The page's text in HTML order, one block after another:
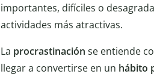
importantes, difíciles o
actividades más atractivas.
La procrastinación se entiende
llegar a convertirse en un hábito